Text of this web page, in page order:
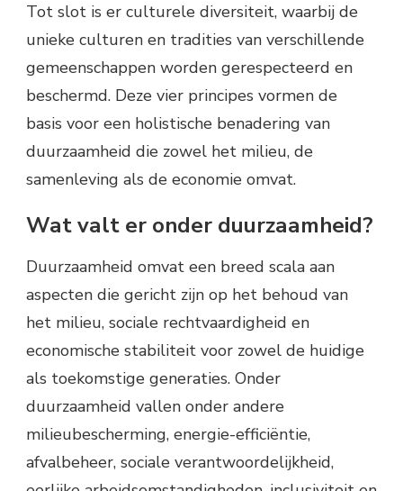
Tot slot is er culturele diversiteit, waarbij de
unieke culturen en tradities van verschillende
gemeenschappen worden gerespecteerd en
beschermd. Deze vier principes vormen de
basis voor een holistische benadering van
duurzaamheid die zowel het milieu, de
samenleving als de economie omvat.
Wat valt er onder duurzaamheid?
Duurzaamheid omvat een breed scala aan
aspecten die gericht zijn op het behoud van
het milieu, sociale rechtvaardigheid en
economische stabiliteit voor zowel de huidige
als toekomstige generaties. Onder
duurzaamheid vallen onder andere
milieubescherming, energie-efficiëntie,
afvalbeheer, sociale verantwoordelijkheid,